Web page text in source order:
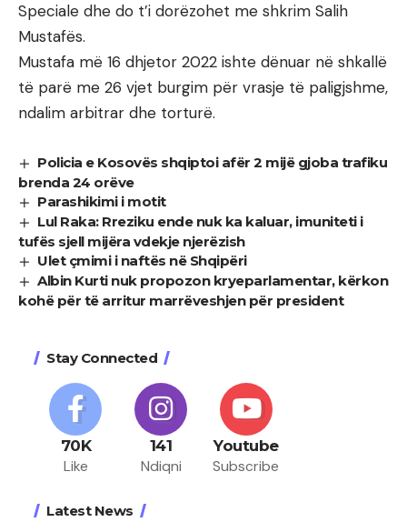
Speciale dhe do t’i dorëzohet me shkrim Salih
Mustafës.
Mustafa më 16 dhjetor 2022 ishte dënuar në shkallë
të parë me 26 vjet burgim për vrasje të paligjshme,
ndalim arbitrar dhe torturë.
Policia e Kosovës shqiptoi afër 2 mijë gjoba trafiku
brenda 24 orëve
Parashikimi i motit
Lul Raka: Rreziku ende nuk ka kaluar, imuniteti i
tufës sjell mijëra vdekje njerëzish
Ulet çmimi i naftës në Shqipëri
Albin Kurti nuk propozon kryeparlamentar, kërkon
kohë për të arritur marrëveshjen për president
Stay Connected
70K
Like
141
Ndiqni
Youtube
Subscribe
Latest News